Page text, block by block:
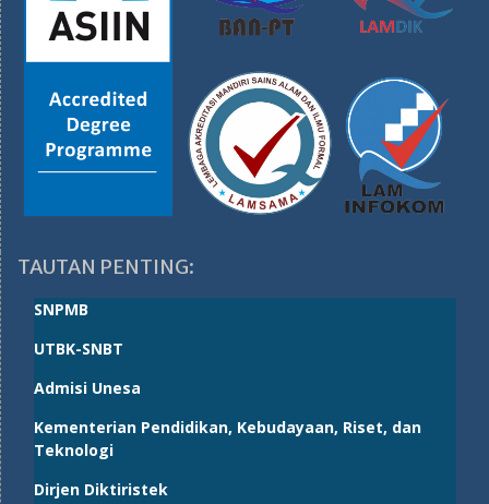
TAUTAN PENTING:
SNPMB
UTBK-SNBT
Admisi Unesa
Kementerian Pendidikan, Kebudayaan, Riset, dan
Teknologi
Dirjen Diktiristek